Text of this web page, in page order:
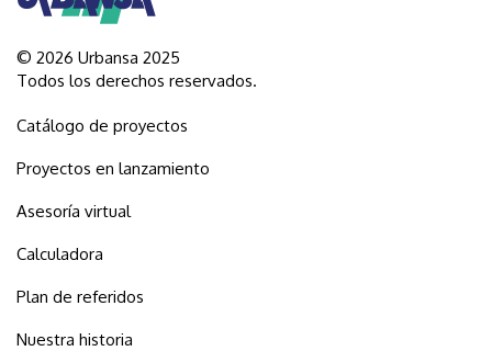
© 2026 Urbansa 2025
Todos los derechos reservados.
Catálogo de proyectos
Proyectos en lanzamiento
Asesoría virtual
Calculadora
Plan de referidos
Nuestra historia